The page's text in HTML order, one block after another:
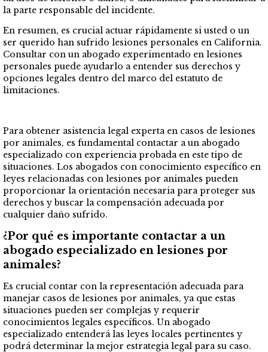
la parte responsable del incidente.
En resumen, es crucial actuar rápidamente si usted o un
ser querido han sufrido lesiones personales en California.
Consultar con un abogado experimentado en lesiones
personales puede ayudarlo a entender sus derechos y
opciones legales dentro del marco del estatuto de
limitaciones.
Para obtener asistencia legal experta en casos de lesiones
por animales, es fundamental contactar a un abogado
especializado con experiencia probada en este tipo de
situaciones. Los abogados con conocimiento específico en
leyes relacionadas con lesiones por animales pueden
proporcionar la orientación necesaria para proteger sus
derechos y buscar la compensación adecuada por
cualquier daño sufrido.
¿Por qué es importante contactar a un
abogado especializado en lesiones por
animales?
Es crucial contar con la representación adecuada para
manejar casos de lesiones por animales, ya que estas
situaciones pueden ser complejas y requerir
conocimientos legales específicos. Un abogado
especializado entenderá las leyes locales pertinentes y
podrá determinar la mejor estrategia legal para su caso.